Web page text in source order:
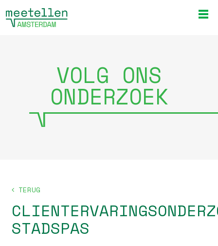
VOLG ONS
ONDERZOEK
TERUG
STADSPAS